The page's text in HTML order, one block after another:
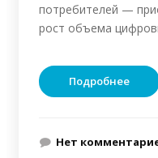
потребителей —
рост объема
Подробнее
Нет